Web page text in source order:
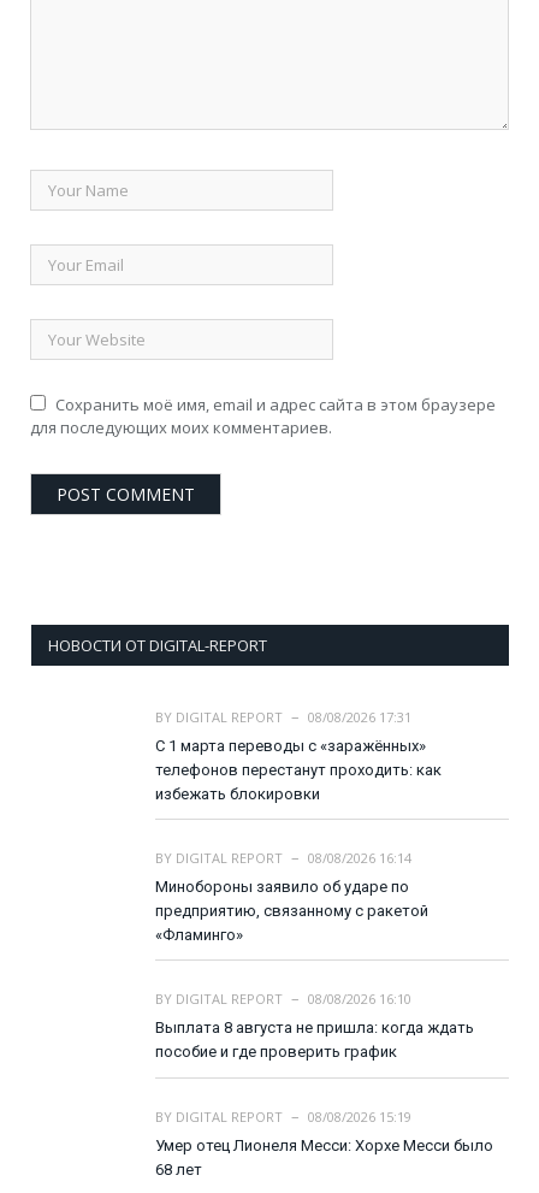
Сохранить моё имя, email и адрес сайта в этом браузере
для последующих моих комментариев.
НОВОСТИ ОТ DIGITAL-REPORT
BY DIGITAL REPORT
08/08/2026 17:31
С 1 марта переводы с «заражённых»
телефонов перестанут проходить: как
избежать блокировки
BY DIGITAL REPORT
08/08/2026 16:14
Минобороны заявило об ударе по
предприятию, связанному с ракетой
«Фламинго»
BY DIGITAL REPORT
08/08/2026 16:10
Выплата 8 августа не пришла: когда ждать
пособие и где проверить график
BY DIGITAL REPORT
08/08/2026 15:19
Умер отец Лионеля Месси: Хорхе Месси было
68 лет